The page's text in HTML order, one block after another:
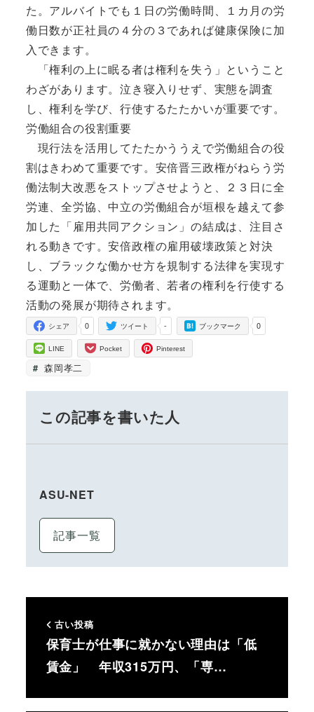
た。アルバイトでも１日の労働時間、１カ月の労
働日数が正社員の４分の３であれば健康保険に加
入できます。
「権利の上に眠る者は権利を失う」ということ
わざがあります。泣き寝入りせず、実態を調査
し、権利を学び、行使するたたかいが重要です。
労働組合の役割重要
現行法を活用してたたかううえで労働組合の役
割はきわめて重要です。安倍晋三政権がねらう労
働法制大改悪をストップさせようと、２３日に全
労連、全労協、中立の労働組合が垣根を越えて参
加した「雇用共同アクション」の結成は、注目さ
れる動きです。安倍政権の雇用破壊政策と対決
し、ブラックな働かせ方を規制する法律を実現す
る運動と一体で、労働者、若者の権利を行使する
活動の発展が期待されます。
0
シェア -
ツイート 0
ブックマーク
LINE Pocket Pinterest
森岡孝二
この記事を書いた人
ASU-NET
記事一覧
古い投稿
保育士が仕事に就かない理由は「低
賃金」 年収315万円、「専…